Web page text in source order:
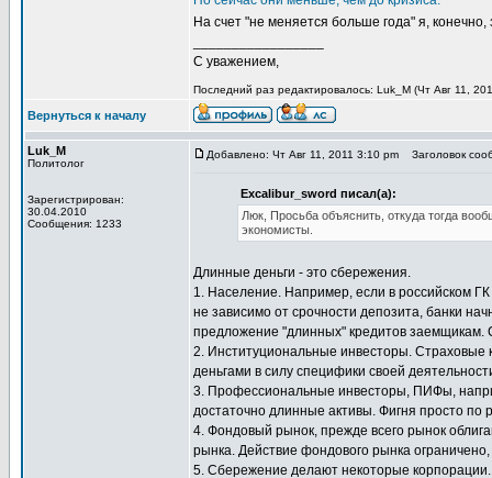
На счет "не меняется больше года" я,
С уважением,
Последний раз редактировалось: Luk_M (Чт Авг 11,
Вернуться к началу
Luk_M
Политолог
Зарегистрирован:
30.04.2010
Сообщения: 1233
Добавлено: Чт Авг 11, 2011 3:10 pm Заголовок
Excalibur_sword писал(а):
Люк, Просьба объяснить, откуда тогда
экономисты.
Длинные деньги - это сбережения.
1. Население. Например, если в российском
не зависимо от срочности депозита, банки
предложение "длинных" кредитов
2. Институциональные инвесторы.
деньгами в силу специфики своей
3. Профессиональные инвесторы, ПИФы,
достаточно длинные активы. Фигня просто по
4. Фондовый рынок, прежде всего рынок
рынка. Действие фондового рынка
5. Сбережение делают некоторые